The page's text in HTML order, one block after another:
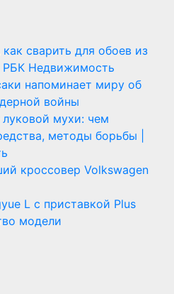
сварить для обоев из
РБК Недвижимость
напоминает миру об
войны
луковой мухи: чем
методы борьбы |
кроссовер Volkswagen
L с приставкой Plus
модели